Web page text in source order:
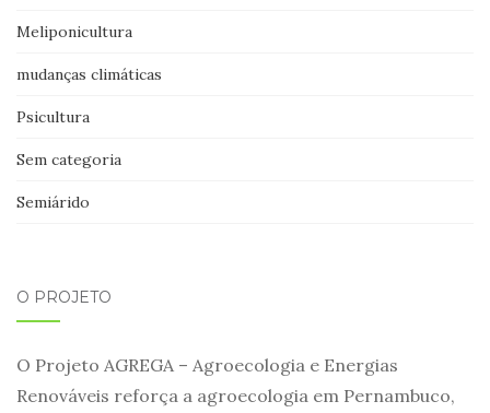
Meliponicultura
mudanças climáticas
Psicultura
Sem categoria
Semiárido
O PROJETO
O Projeto AGREGA – Agroecologia e Energias
Renováveis reforça a agroecologia em Pernambuco,